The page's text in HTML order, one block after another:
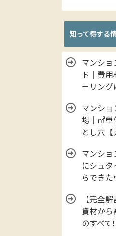
知って得する
マンショ
ド｜費
ーリング
マンショ
場｜㎡単
とし穴【
マンショ
にシュタ
らできた
【完全
資材から
のすべて!